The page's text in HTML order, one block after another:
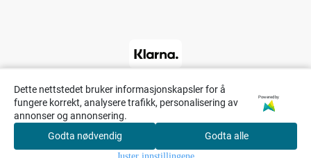
Dette nettstedet bruker informasjonskapsler for å
fungere korrekt, analysere trafikk, personalisering av
annonser og annonsering.
Powered by
Godta nødvendig Godta alle